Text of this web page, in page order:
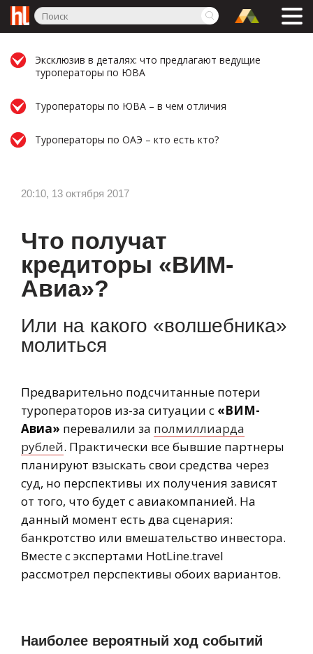
Эксклюзив в деталях: что предлагают ведущие
туроператоры по ЮВА
Туроператоры по ЮВА – в чем отличия
Туроператоры по ОАЭ – кто есть кто?
20:10, 13 октября 2017
Что получат
кредиторы «ВИМ-
Авиа»?
Или на какого «волшебника»
молиться
Предварительно подсчитанные потери
туроператоров из-за ситуации с «ВИМ-
Авиа» перевалили за полмиллиарда
рублей. Практически все бывшие партнеры
планируют взыскать свои средства через
суд, но перспективы их получения зависят
от того, что будет с авиакомпанией. На
данный момент есть два сценария:
банкротство или вмешательство инвестора.
Вместе с экспертами HotLine.travel
рассмотрел перспективы обоих вариантов.
Наиболее вероятный ход событий